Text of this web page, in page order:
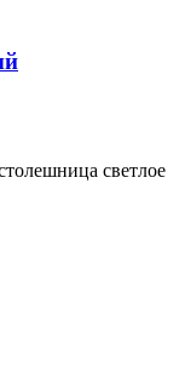
светлое